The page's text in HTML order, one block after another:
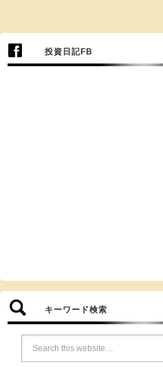
投資日記FB
キーワード検索